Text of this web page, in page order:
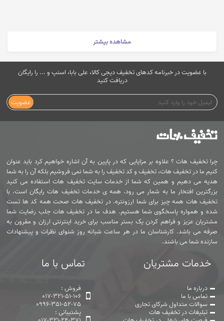
مشاهده بیشتر
با عضویت در خبرنامه کدهای تخفیف دیجی کالا، علی بابا، اسنپ و ... را رایگان
دریافت کنید
عضویت
چرا تخفیف هات ؟ علاوه بر مزایایی که در پایین به آن اشاره خواهیم کرد باید عنوان
کنیم ما در تخفیف هات، تخفیف و کد تخفیف را به شما نمی فروشیم بلکه آن را به شما
هدیه می دهیم و همین که شما از خدمات سایت تخفیف هات استفاده می کنید
بزرگترین افتخار ما به شمار می رود. همه ی خدمات تخفیف هات رایگان است. با
تخفیف هات همه چیز برای شما ارزونتره. در تخفیف هات صحت همه کد ها تست
شده و همواره پاسخگوی شما هستیم. هدف ما در تخفیف هات جلب رضایت شما
مشتریان عزیز و فراهم کردن یک بستر مناسب برای خرید اینترنتی ارزان و مقرون به
صرفه می باشد. کارشناسان ما در هر ساعت شبانه روز شنوای نظرات و پیشنهادات
سازنده شما می باشند.
خدمات مشتریان
درباره ما
تماس با ما
سوالات متداول شرکای تجاری
تبلیغات در تخفیف هات
تماس با ما
فروش :
017-321-51-106
0996-351-52-75
پشتیبانی :